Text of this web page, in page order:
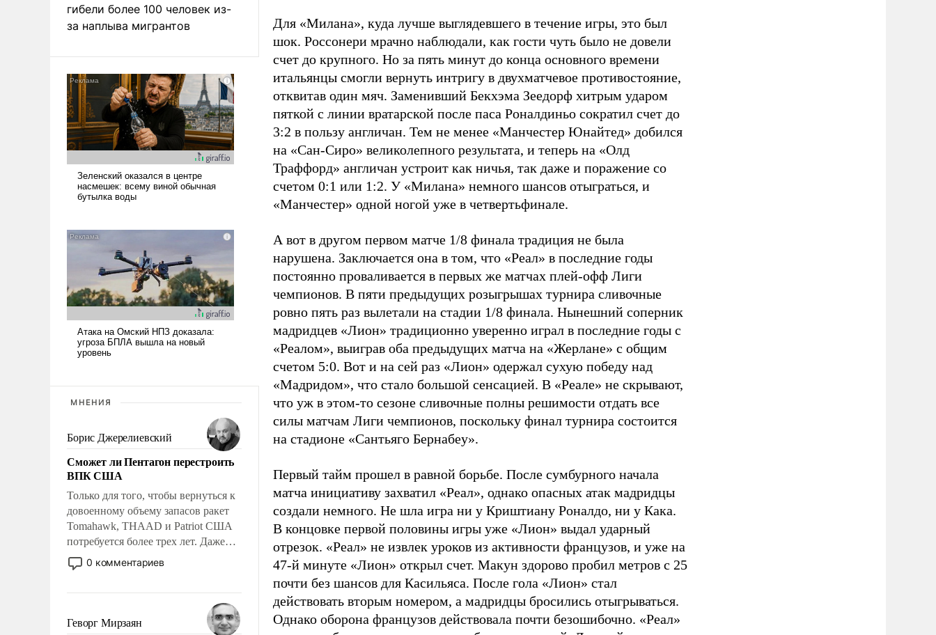
гибели более 100 человек из-
за наплыва мигрантов
МНЕНИЯ
Борис Джерелиевский
Сможет ли Пентагон перестроить
ВПК США
Только для того, чтобы вернуться к
довоенному объему запасов ракет
Tomahawk, THAAD и Patriot США
потребуется более трех лет. Даже
небольшая война с Ираном
опустошила американские
уязвимости США, например, перед
0 комментариев
Геворг Мирзаян
Для «Милана», куда лучше выглядевшего в течение игры, это был
шок. Россонери мрачно наблюдали, как гости чуть было не довели
счет до крупного. Но за пять минут до конца основного времени
итальянцы смогли вернуть интригу в двухматчевое противостояние,
отквитав один мяч. Заменивший Бекхэма Зеедорф хитрым ударом
пяткой с линии вратарской после паса Роналдиньо сократил счет до
3:2 в пользу англичан. Тем не менее «Манчестер Юнайтед» добился
на «Сан-Сиро» великолепного результата, и теперь на «Олд
Траффорд» англичан устроит как ничья, так даже и поражение со
счетом 0:1 или 1:2. У «Милана» немного шансов отыграться, и
«Манчестер» одной ногой уже в четвертьфинале.
А вот в другом первом матче 1/8 финала традиция не была
нарушена. Заключается она в том, что «Реал» в последние годы
постоянно проваливается в первых же матчах плей-офф Лиги
чемпионов. В пяти предыдущих розыгрышах турнира сливочные
ровно пять раз вылетали на стадии 1/8 финала. Нынешний соперник
мадридцев «Лион» традиционно уверенно играл в последние годы с
«Реалом», выиграв оба предыдущих матча на «Жерлане» с общим
счетом 5:0. Вот и на сей раз «Лион» одержал сухую победу над
«Мадридом», что стало большой сенсацией. В «Реале» не скрывают,
что уж в этом-то сезоне сливочные полны решимости отдать все
силы матчам Лиги чемпионов, поскольку финал турнира состоится
на стадионе «Сантьяго Бернабеу».
Первый тайм прошел в равной борьбе. После сумбурного начала
матча инициативу захватил «Реал», однако опасных атак мадридцы
создали немного. Не шла игра ни у Криштиану Роналдо, ни у Кака.
В концовке первой половины игры уже «Лион» выдал ударный
отрезок. «Реал» не извлек уроков из активности французов, и уже на
47-й минуте «Лион» открыл счет. Макун здорово пробил метров с 25
почти без шансов для Касильяса. После гола «Лион» стал
действовать вторым номером, а мадридцы бросились отыгрываться.
Однако оборона французов действовала почти безошибочно. «Реал»